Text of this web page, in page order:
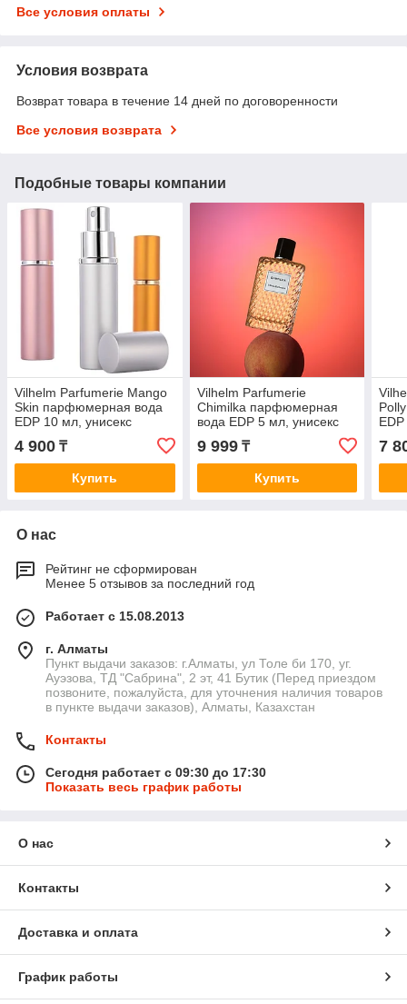
Все условия оплаты
Условия возврата
Возврат товара в течение 14 дней по договоренности
Все условия возврата
Подобные товары компании
Vilhelm Parfumerie Mango
Skin парфюмерная вода
EDP 10 мл, унисекс
4 900 ₸
Купить
Vilhelm Parfumerie
Chimilka парфюмерная
вода EDP 5 мл, унисекс
9 999₸
Купить
7
О нас
Рейтинг не сформирован
Менее 5 отзывов за последний год
Работает с 15.08.2013
г. Алматы
Пункт выдачи заказов: г.Алматы, ул Толе би 170, уг.
Ауэзова, ТД "Сабрина", 2 эт, 41 Бутик (Перед приездом
позвоните, пожалуйста, для уточнения наличия товаров
в пункте выдачи заказов), Алматы, Казахстан
Контакты
Сегодня работает с 09:30 до 17:30
Показать весь график работы
О нас
Контакты
Доставка и оплата
График работы